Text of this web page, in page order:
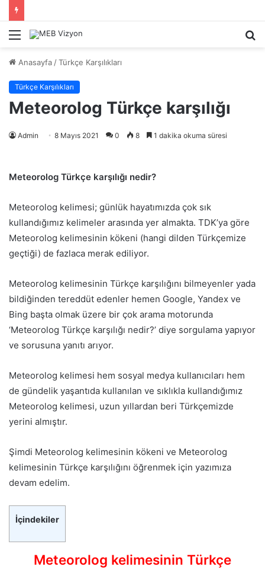
Menü
Anasayfa /Türkçe Karşılıkları
Türkçe Karşılıkları
Meteorolog Türkçe karşılığı
Admin 8 Mayıs 2021 0 8 1 dakika okuma süresi
Meteorolog Türkçe karşılığı nedir?
Meteorolog kelimesi; günlük hayatımızda çok sık
kullandığımız kelimeler arasında yer almakta. TDK’ya göre
Meteorolog kelimesinin kökeni (hangi dilden Türkçemize
geçtiği) de fazlaca merak ediliyor.
Meteorolog kelimesinin Türkçe karşılığını bilmeyenler yada
bildiğinden tereddüt edenler hemen Google, Yandex ve
Bing başta olmak üzere bir çok arama motorunda
‘Meteorolog Türkçe karşılığı nedir?’ diye sorgulama yapıyor
ve sorusuna yanıtı arıyor.
Meteorolog kelimesi hem sosyal medya kullanıcıları hem
de gündelik yaşantıda kullanılan ve sıklıkla kullandığımız
Meteorolog kelimesi, uzun yıllardan beri Türkçemizde
yerini almıştır.
Şimdi Meteorolog kelimesinin kökeni ve Meteorolog
kelimesinin Türkçe karşılığını öğrenmek için yazımıza
devam edelim.
İçindekiler
Meteorolog kelimesinin Türkçe